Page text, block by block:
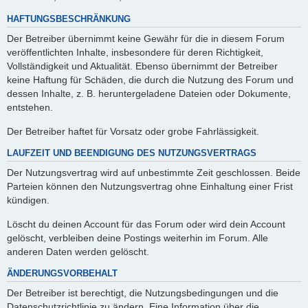
HAFTUNGSBESCHRÄNKUNG
Der Betreiber übernimmt keine Gewähr für die in diesem Forum
veröffentlichten Inhalte, insbesondere für deren Richtigkeit,
Vollständigkeit und Aktualität. Ebenso übernimmt der Betreiber
keine Haftung für Schäden, die durch die Nutzung des Forum und
dessen Inhalte, z. B. heruntergeladene Dateien oder Dokumente,
entstehen.
Der Betreiber haftet für Vorsatz oder grobe Fahrlässigkeit.
LAUFZEIT UND BEENDIGUNG DES NUTZUNGSVERTRAGS
Der Nutzungsvertrag wird auf unbestimmte Zeit geschlossen. Beide
Parteien können den Nutzungsvertrag ohne Einhaltung einer Frist
kündigen.
Löscht du deinen Account für das Forum oder wird dein Account
gelöscht, verbleiben deine Postings weiterhin im Forum. Alle
anderen Daten werden gelöscht.
ÄNDERUNGSVORBEHALT
Der Betreiber ist berechtigt, die Nutzungsbedingungen und die